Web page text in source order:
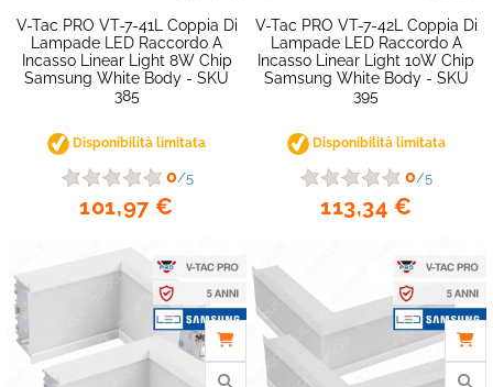
favorite_border
V-Tac PRO VT-7-41L Coppia Di
Lampade LED Raccordo A
Incasso Linear Light 8W Chip
Samsung White Body - SKU
385
Disponibilità limitata
0/5
101,97 €
V-Tac PRO VT-7-42L Coppia Di
Lampade LED Raccordo A
Incasso Linear Light 10W Chip
Samsung White Body - SKU
395
Disponibilità limitata
0/5
113,34 €